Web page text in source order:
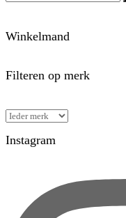
Winkelmand
Filteren op merk
Instagram